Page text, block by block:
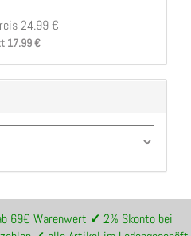
24.99 €
17.99 €
69€ Warenwert ✓ 2% Skonto bei